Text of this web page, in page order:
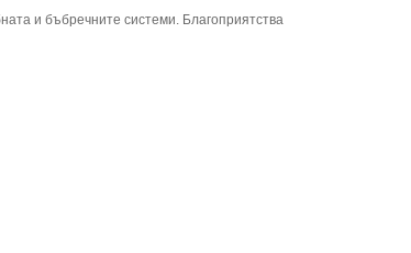
и бъбречните системи. Благоприятства